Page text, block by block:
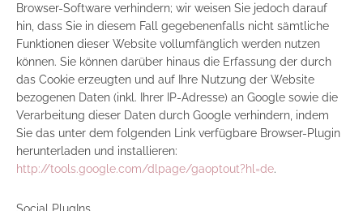
Browser-Software verhindern; wir weisen Sie jedoch darauf
hin, dass Sie in diesem Fall gegebenenfalls nicht sämtliche
Funktionen dieser Website vollumfänglich werden nutzen
können. Sie können darüber hinaus die Erfassung der durch
das Cookie erzeugten und auf Ihre Nutzung der Website
bezogenen Daten (inkl. Ihrer IP-Adresse) an Google sowie die
Verarbeitung dieser Daten durch Google verhindern, indem
Sie das unter dem folgenden Link verfügbare Browser-Plugin
herunterladen und installieren:
http://tools.google.com/dlpage/gaoptout?hl=de.
Social PlugIns